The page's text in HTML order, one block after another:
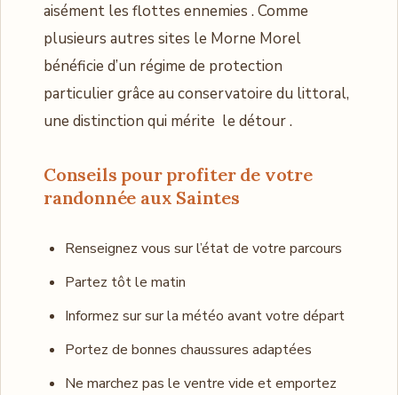
aisément les flottes ennemies . Comme
plusieurs autres sites le Morne Morel
bénéficie d’un régime de protection
particulier grâce au conservatoire du littoral,
une distinction qui mérite le détour .
Conseils pour profiter de votre
randonnée aux Saintes
Renseignez vous sur l’état de votre parcours
Partez tôt le matin
Informez sur sur la météo avant votre départ
Portez de bonnes chaussures adaptées
Ne marchez pas le ventre vide et emportez